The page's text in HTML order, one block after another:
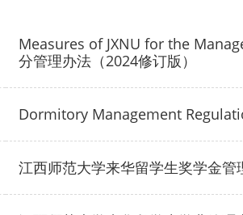
Measures of JXNU for the
分管理办法（2024修订版）
Dormitory Management
江西师范大学来华留学生奖学金管